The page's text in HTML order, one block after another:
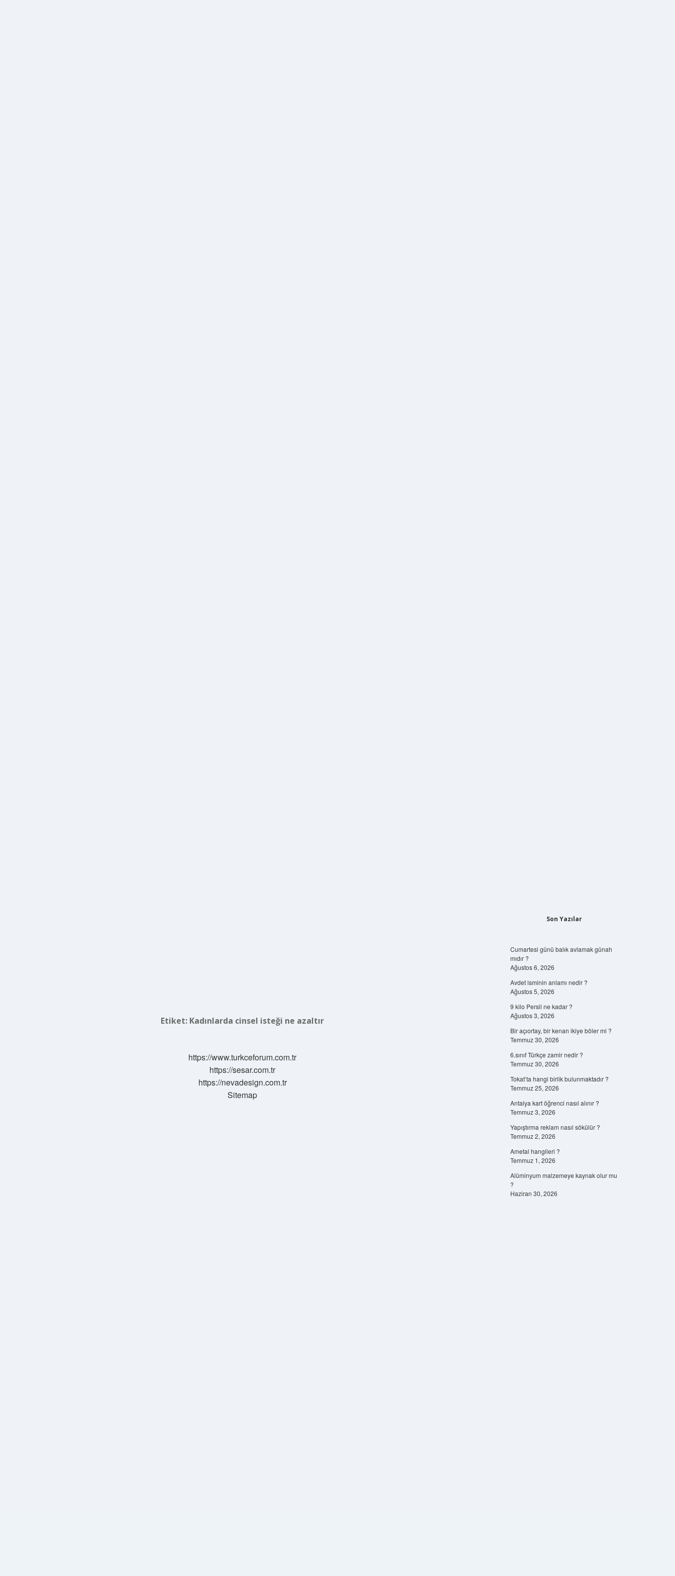
Etiket: Kadınlarda cinsel isteği ne azaltır
https://www.turkceforum.com.tr
https://sesar.com.tr
https://nevadesign.com.tr
Sitemap
Son Yazılar
Cumartesi günü balık avlamak günah
mıdır ?
Ağustos 6, 2026
Avdet isminin anlamı nedir ?
Ağustos 5, 2026
9 kilo Persil ne kadar ?
Ağustos 3, 2026
Bir açıortay, bir kenarı ikiye böler mi ?
Temmuz 30, 2026
6.sınıf Türkçe zamir nedir ?
Temmuz 30, 2026
Tokat’ta hangi birlik bulunmaktadır ?
Temmuz 25, 2026
Antalya kart öğrenci nasıl alınır ?
Temmuz 3, 2026
Yapıştırma reklam nasıl sökülür ?
Temmuz 2, 2026
Ametal hangileri ?
Temmuz 1, 2026
Alüminyum malzemeye kaynak olur mu
?
Haziran 30, 2026